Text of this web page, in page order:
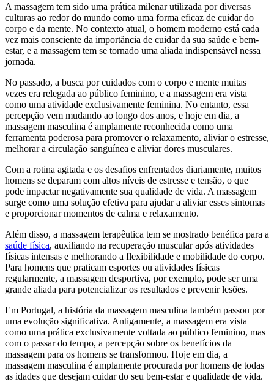
A massagem tem sido uma prática milenar utilizada por diversas
culturas ao redor do mundo como uma forma eficaz de cuidar do
corpo e da mente. No contexto atual, o homem moderno está cada
vez mais consciente da importância de cuidar da sua saúde e bem-
estar, e a massagem tem se tornado uma aliada indispensável nessa
jornada.
No passado, a busca por cuidados com o corpo e mente muitas
vezes era relegada ao público feminino, e a massagem era vista
como uma atividade exclusivamente feminina. No entanto, essa
percepção vem mudando ao longo dos anos, e hoje em dia, a
massagem masculina é amplamente reconhecida como uma
ferramenta poderosa para promover o relaxamento, aliviar o estresse,
melhorar a circulação sanguínea e aliviar dores musculares.
Com a rotina agitada e os desafios enfrentados diariamente, muitos
homens se deparam com altos níveis de estresse e tensão, o que
pode impactar negativamente sua qualidade de vida. A massagem
surge como uma solução efetiva para ajudar a aliviar esses sintomas
e proporcionar momentos de calma e relaxamento.
Além disso, a massagem terapêutica tem se mostrado benéfica para a
saúde física, auxiliando na recuperação muscular após atividades
físicas intensas e melhorando a flexibilidade e mobilidade do corpo.
Para homens que praticam esportes ou atividades físicas
regularmente, a massagem desportiva, por exemplo, pode ser uma
grande aliada para potencializar os resultados e prevenir lesões.
Em Portugal, a história da massagem masculina também passou por
uma evolução significativa. Antigamente, a massagem era vista
como uma prática exclusivamente voltada ao público feminino, mas
com o passar do tempo, a percepção sobre os benefícios da
massagem para os homens se transformou. Hoje em dia, a
massagem masculina é amplamente procurada por homens de todas
as idades que desejam cuidar do seu bem-estar e qualidade de vida.